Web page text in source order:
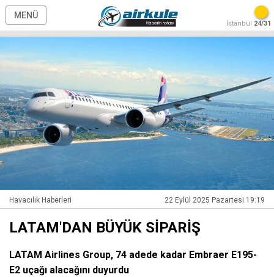
MENÜ
İstanbul 24/31
Havacılık Haberleri 22 Eylül 2025 Pazartesi 19:19
LATAM'DAN BÜYÜK SİPARİŞ
LATAM Airlines Group, 74 adede kadar Embraer E195-
E2 uçağı alacağını duyurdu